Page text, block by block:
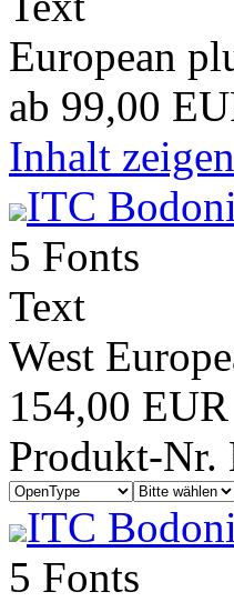
European
ab 99,00
Inhalt
ITC
5 Fonts
Text
West
154,00 EUR
Produkt-Nr.
ITC
5 Fonts